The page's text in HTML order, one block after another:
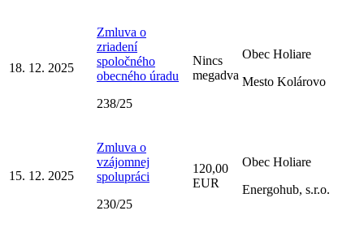
18. 12. 2025
Zmluva o
zriadení
spoločného
obecného úradu
238/25
Nincs
megadva
Obec Holiare
Mesto Kolárovo
15. 12. 2025
Zmluva o
vzájomnej
spolupráci
230/25
120,00
EUR
Obec Holiare
Energohub, s.r.o.